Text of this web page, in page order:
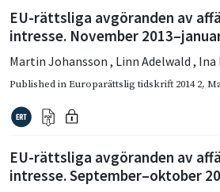
EU-rättsliga avgöranden av
intresse. November
Martin Johansson , Linn Adelwald , Ina
Published inEuroparättslig tidskrift 2014 2,
EU-rättsliga avgöranden av
intresse. September–oktober